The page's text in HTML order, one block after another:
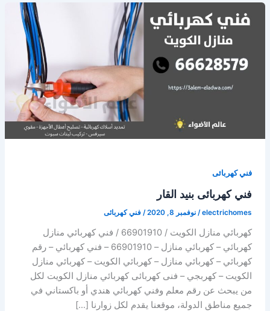
فني كهربائى
فني كهربائى بنيد القار
electrichomes
/ نوفمبر 8, 2020 / فني كهربائى
كهربائي منازل الكويت / 66901910 / فني كهربائي منازل
كهربائي – كهربائي منازل – 66901910 – فني كهربائي – رقم
كهربائي – كهربائي منازل – كهربائي الكويت – كهربائي منازل
الكويت – كهربجي – فنى كهربائى كهربائي منازل الكويت لكل
من يبحث عن رقم معلم وفني كهربائي هندي أو باكستاني في
جميع مناطق الدولة، موقعنا يقدم لكل زوارنا […]